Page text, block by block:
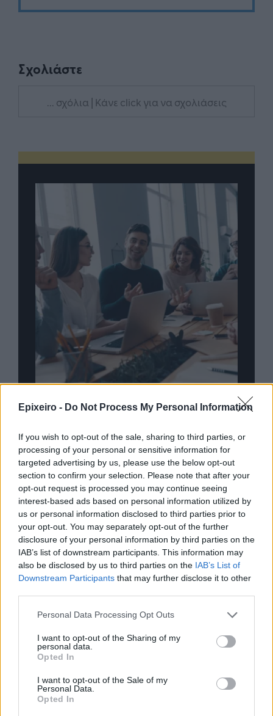
Epixeiro - Do Not Process My Personal Information
If you wish to opt-out of the sale, sharing to third parties, or
processing of your personal or sensitive information for
targeted advertising by us, please use the below opt-out
section to confirm your selection. Please note that after your
opt-out request is processed you may continue seeing
interest-based ads based on personal information utilized by
us or personal information disclosed to third parties prior to
your opt-out. You may separately opt-out of the further
disclosure of your personal information by third parties on the
IAB’s list of downstream participants. This information may
also be disclosed by us to third parties on the IAB’s List of
Downstream Participants that may further disclose it to other
Personal Data Processing Opt Outs
I want to opt-out of the Sharing of my
personal data.
Opted In
I want to opt-out of the Sale of my
Personal Data.
Opted In
Σχολιάστε
... σχόλια | Κάνε click για να σχολιάσεις
TP Greece: Πώς διαμορφώνεται το
μέλλον του Insurance στην εποχή του AI
Η
σου
Advertorial
Περισσότερα από το
Apple: Προσφεύγει στη
φερόμενη υπεξαίρεση εμπορικών
μυστικών
περικοπές σε managers από
Volkswagen, Porsche και BMW